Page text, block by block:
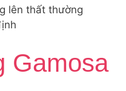
lên thất thường
Gamosa